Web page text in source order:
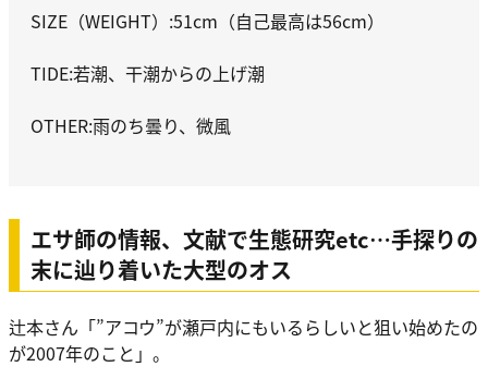
SIZE（WEIGHT）:51cm（自己最高は56cm）
TIDE:若潮、干潮からの上げ潮
OTHER:雨のち曇り、微風
エサ師の情報、文献で生態研究etc…手探りの
末に辿り着いた大型のオス
辻本さん 「”アコウ”が瀬戸内にもいるらしいと狙い始めたの
が2007年のこと」。